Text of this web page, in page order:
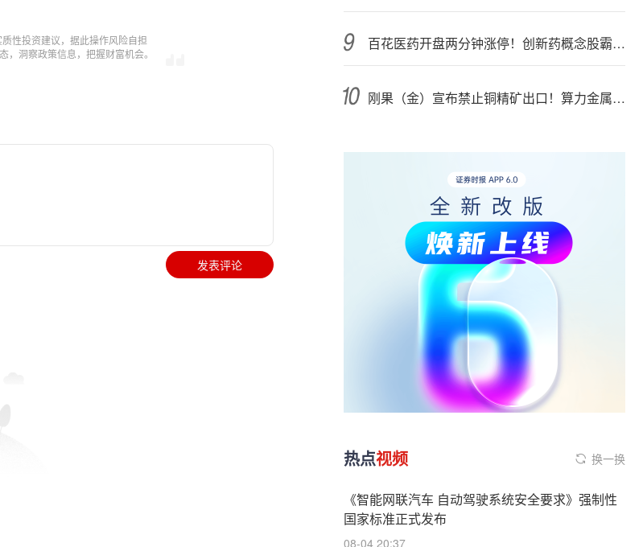
性投资建议，据此操作风险自担
洞察政策信息，把握财富机会。
发表评论
百花医药开盘两分钟涨停！创新药概念股霸屏，业绩预喜股来了
刚果（金）宣布禁止铜精矿出口！算力金属影响多大？
热点视频 换一换
《智能网联汽车 自动驾驶系统安全要求》强制性
国家标准正式发布
08-04 20:37